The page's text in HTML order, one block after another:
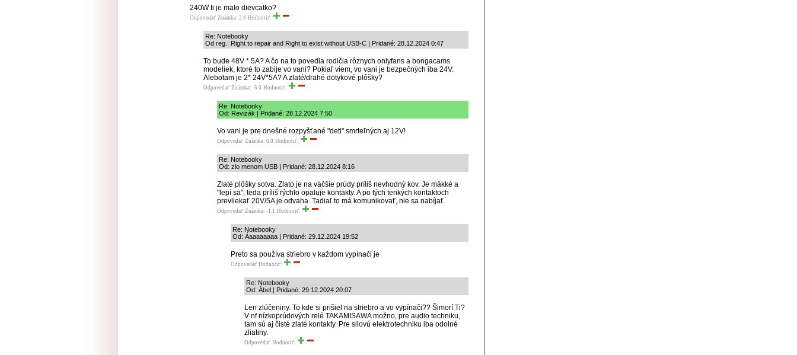
240W ti je malo dievcatko?
Odpovedať Známka: 2.4 Hodnotiť:
Re: Notebooky
Od reg.: Right to repair and Right to exist without USB-C | Pridané: 28.12.2024 0:47
To bude 48V * 5A? A čo na to povedia rodičia rôznych onlyfans a bongacams
modeliek, ktoré to zabije vo vani? Pokiaľ viem, vo vani je bezpečných iba 24V.
Alebotam je 2* 24V*5A? A zlaté/drahé dotykové plôšky?
Odpovedať Známka: -5.0 Hodnotiť:
Re: Notebooky
Od: Revizák | Pridané: 28.12.2024 7:50
Vo vani je pre dnešné rozpyšťané "deti" smrteľných aj 12V!
Odpovedať Známka: 6.0 Hodnotiť:
Re: Notebooky
Od: zlo menom USB | Pridané: 28.12.2024 8:16
Zlaté plôšky sotva. Zlato je na väčšie prúdy príliš nevhodný kov. Je mäkké a
"lepí sa", teda príliš rýchlo opaluje kontakty. A po tých tenkých kontaktoch
prevliekať 20V/5A je odvaha. Tadiaľ to má komunikovať, nie sa nabíjať.
Odpovedať Známka: -1.1 Hodnotiť:
Re: Notebooky
Od: Áaaaaaaaa | Pridané: 29.12.2024 19:52
Preto sa používa striebro v každom vypínači je
Odpovedať Hodnotiť:
Re: Notebooky
Od: Ábel | Pridané: 29.12.2024 20:07
Len zlúčeniny. To kde si prišiel na striebro a vo vypínači?? Šimorí Ti?
V nf nízkoprúdových relé TAKAMISAWA možno, pre audio techniku,
tam sú aj čisté zlaté kontakty. Pre silovú elektrotechniku iba odolné
zliatiny.
Odpovedať Hodnotiť: